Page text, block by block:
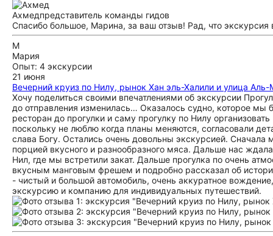
Ахмедпредставитель команды гидов
Спасибо большое, Марина, за ваш отзыв! Рад, что
М
Мария
Опыт: 4 экскурсии
21 июня
Вечерний круиз по Нилу, рынок Хан эль-Халили и улица
Хочу поделиться своими впечатлениями об экскурсии
до отправления изменилась… Оказалось судно, которое
ресторан до прогулки и саму прогулку по Нилу
поскольку не люблю когда планы меняются, согласовали
слава Богу. Остались очень довольны экскурсией.
порцией вкусного и разнообразного мяса. Дальше нас
Нил, где мы встретили закат. Дальше прогулка по очень
вкусным манговым фрешем и подробно рассказал об
- чистый и большой автомобиль, очень аккуратное
экскурсию и компанию для индивидуальных путешествий.